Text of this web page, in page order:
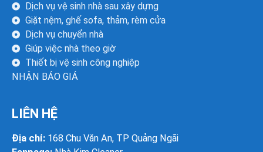
Dịch vụ vệ sinh nhà sau xây dựng
Giặt nệm, ghế sofa, thảm, rèm cửa
Dịch vụ chuyển nhà
Giúp việc nhà theo giờ
Thiết bị vệ sinh công nghiệp
NHẬN BÁO GIÁ
LIÊN HỆ
Địa chỉ: 168 Chu Văn An, TP Quảng Ngãi